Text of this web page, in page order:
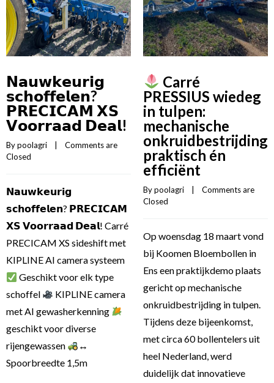
𝗡𝗮𝘂𝘄𝗸𝗲𝘂𝗿𝗶𝗴
𝘀𝗰𝗵𝗼𝗳𝗳𝗲𝗹𝗲𝗻?
𝗣𝗥𝗘𝗖𝗜𝗖𝗔𝗠 𝗫𝗦
𝗩𝗼𝗼𝗿𝗿𝗮𝗮𝗱 𝗗𝗲𝗮𝗹!
By poolagri
Comments are
Closed
𝗡𝗮𝘂𝘄𝗸𝗲𝘂𝗿𝗶𝗴
𝘀𝗰𝗵𝗼𝗳𝗳𝗲𝗹𝗲𝗻? 𝗣𝗥𝗘𝗖𝗜𝗖𝗔𝗠
𝗫𝗦 𝗩𝗼𝗼𝗿𝗿𝗮𝗮𝗱 𝗗𝗲𝗮𝗹! Carré
PRECICAM XS sideshift met
KIPLINE AI camera systeem
Geschikt voor elk type
schoffel
KIPLINE camera
met AI gewasherkenning
geschikt voor diverse
rijengewassen
↔
Spoorbreedte 1,5m
Carré
PRESSIUS wiedeg
in tulpen:
mechanische
onkruidbestrijding
praktisch én
efficiënt
By poolagri
Comments are
Closed
Op woensdag 18 maart vond
bij Koomen Bloembollen in
Ens een praktijkdemo plaats
gericht op mechanische
onkruidbestrijding in tulpen.
Tijdens deze bijeenkomst,
met circa 60 bollentelers uit
heel Nederland, werd
duidelijk dat innovatieve